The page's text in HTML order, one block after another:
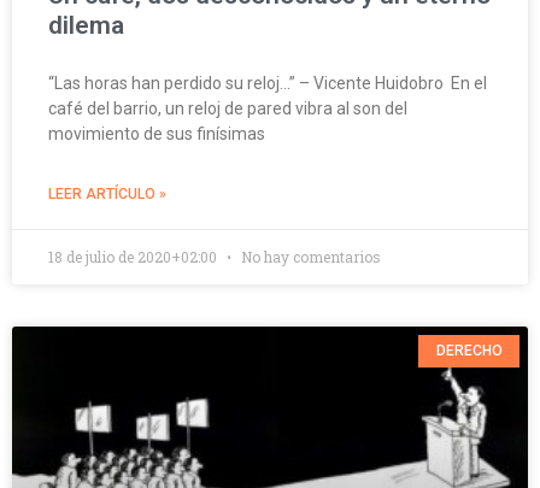
dilema
“Las horas han perdido su reloj…” – Vicente Huidobro En el
café del barrio, un reloj de pared vibra al son del
movimiento de sus finísimas
LEER ARTÍCULO »
18 de julio de 2020+02:00 No hay comentarios
DERECHO